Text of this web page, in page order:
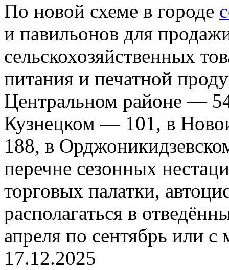
По новой схеме в городе
и павильонов для
сельскохозяйственных
питания и печатной
Центральном районе —
Кузнецком — 101, в
188, в
перечне сезонных
торговых палатки,
располагаться в
апреля по сентябрь или с
17.12.2025